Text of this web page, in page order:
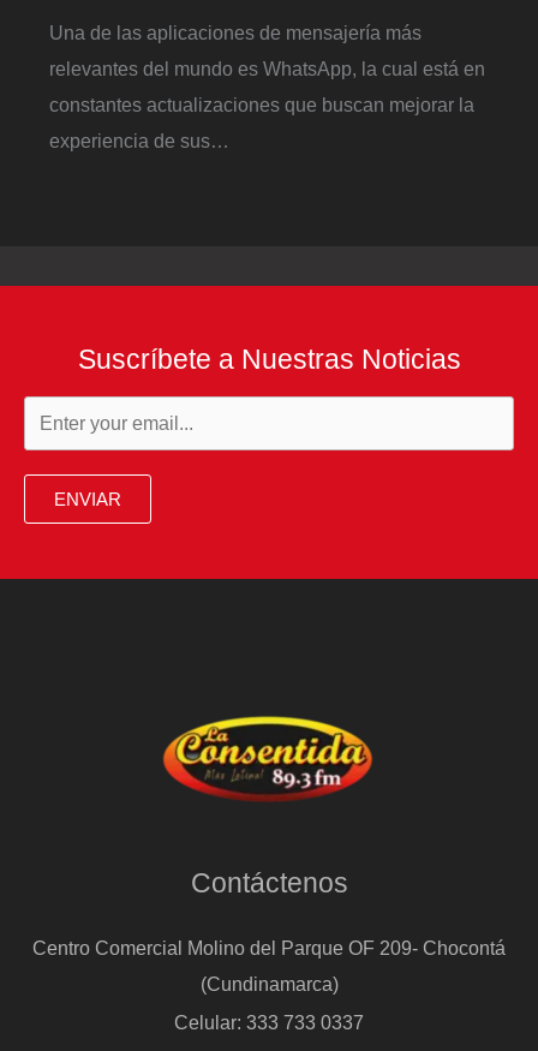
Una de las aplicaciones de mensajería más
relevantes del mundo es WhatsApp, la cual está en
constantes actualizaciones que buscan mejorar la
experiencia de sus…
Suscríbete a Nuestras Noticias
ENVIAR
Contáctenos
Centro Comercial Molino del Parque OF 209- Chocontá
(Cundinamarca)
Celular: 333 733 0337